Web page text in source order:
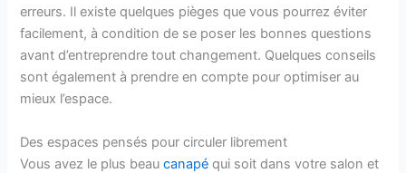
erreurs. Il existe quelques pièges que vous pourrez éviter
facilement, à condition de se poser les bonnes questions
avant d’entreprendre tout changement. Quelques conseils
sont également à prendre en compte pour optimiser au
mieux l’espace.
Des espaces pensés pour circuler librement
Vous avez le plus beaucanapé qui soit dans votre salon et